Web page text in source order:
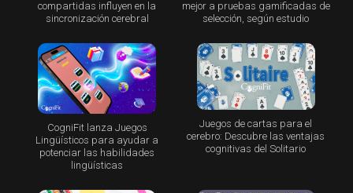
compartidas influyen en la
sincronización cerebral
mejor a pruebas gamificadas de
selección, según estudio
CogniFit lanza Juegos
Lingüísticos para ayudar a
potenciar las habilidades
lingüísticas
Juegos de cartas para el
cerebro: Descubre las ventajas
cognitivas del Solitario